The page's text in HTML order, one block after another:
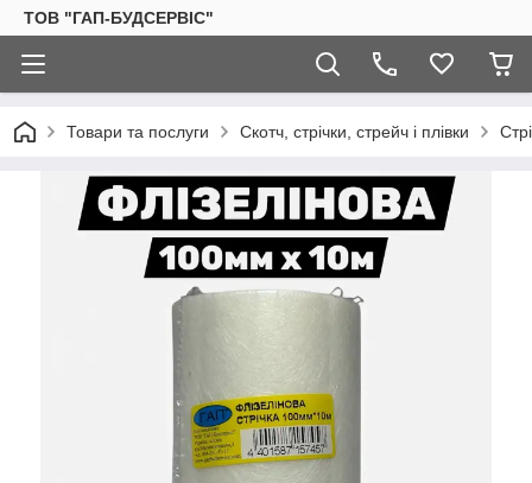
ТОВ "ГАП-БУДСЕРВІС"
Товари та послуги Скотч, стрічки, стрейч і плівки